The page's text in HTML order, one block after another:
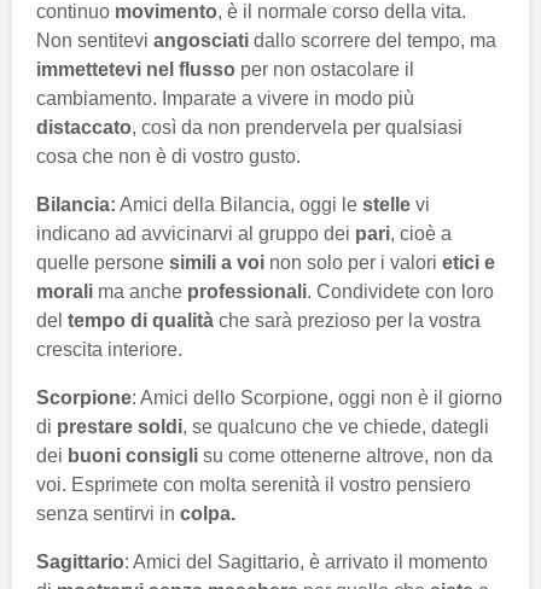
continuo movimento, è il normale corso della vita.
Non sentitevi angosciati dallo scorrere del tempo, ma
immettetevi nel flusso per non ostacolare il
cambiamento. Imparate a vivere in modo più
distaccato, così da non prendervela per qualsiasi
cosa che non è di vostro gusto.
Bilancia: Amici della Bilancia, oggi le stelle vi
indicano ad avvicinarvi al gruppo dei pari, cioè a
quelle persone simili a voi non solo per i valori etici e
morali ma anche professionali. Condividete con loro
del tempo di qualità che sarà prezioso per la vostra
crescita interiore.
Scorpione: Amici dello Scorpione, oggi non è il giorno
di prestare soldi, se qualcuno che ve chiede, dategli
dei buoni consigli su come ottenerne altrove, non da
voi. Esprimete con molta serenità il vostro pensiero
senza sentirvi in colpa.
Sagittario: Amici del Sagittario, è arrivato il momento